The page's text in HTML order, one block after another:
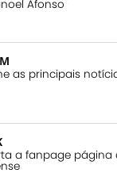
Afonso
as principais
a fanpage página